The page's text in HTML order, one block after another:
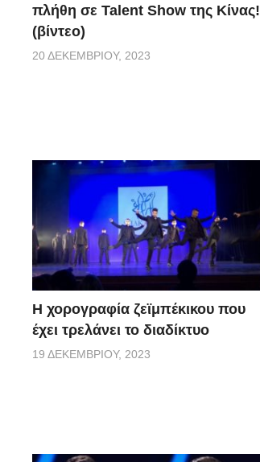
πλήθη σε Talent Show της Κίνας!
(βίντεο)
20 ΔΕΚΕΜΒΡΊΟΥ, 2023
Η χορογραφία ζεϊμπέκικου που
έχει τρελάνει το διαδίκτυο
19 ΔΕΚΕΜΒΡΊΟΥ, 2023